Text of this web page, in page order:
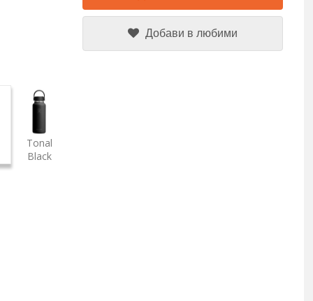
Добави в любими
Tonal
Black